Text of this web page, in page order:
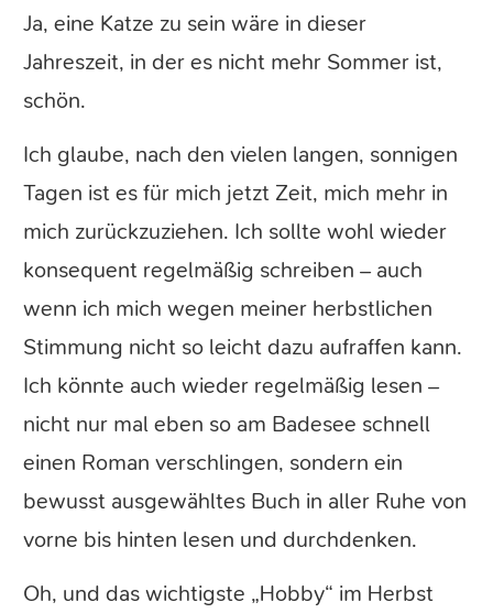
Ja, eine Katze zu sein wäre in dieser
Jahreszeit, in der es nicht mehr Sommer ist,
schön.
Ich glaube, nach den vielen langen, sonnigen
Tagen ist es für mich jetzt Zeit, mich mehr in
mich zurückzuziehen. Ich sollte wohl wieder
konsequent regelmäßig schreiben – auch
wenn ich mich wegen meiner herbstlichen
Stimmung nicht so leicht dazu aufraffen kann.
Ich könnte auch wieder regelmäßig lesen –
nicht nur mal eben so am Badesee schnell
einen Roman verschlingen, sondern ein
bewusst ausgewähltes Buch in aller Ruhe von
vorne bis hinten lesen und durchdenken.
Oh, und das wichtigste „Hobby“ im Herbst